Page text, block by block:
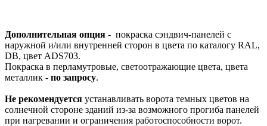
Дополнительная опция - покраска сэндвич-панелей с
наружной и/или внутренней сторон в цвета по каталогу RAL,
DB, цвет ADS703.
Покраска в перламутровые, светоотражающие цвета, цвета
металлик - по запросу.
Не рекомендуется устанавливать ворота темных цветов на
солнечной стороне зданий из-за возможного прогиба панелей
при нагревании и ограничения работоспособности ворот.